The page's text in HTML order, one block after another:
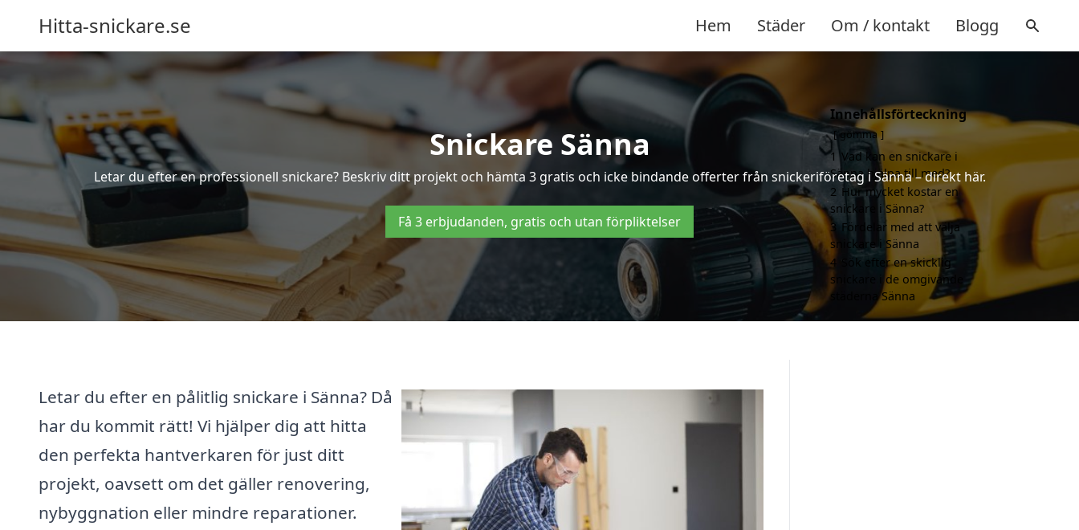
Hitta-snickare.se Hem Städer Om / kontakt Blogg
Snickare Sänna
Letar du efter en professionell snickare? Beskriv ditt projekt och hämta 3 gratis och icke bindande offerter från snickeriföretag i Sänna – direkt här.
Få 3 erbjudanden, gratis och utan förpliktelser
Letar du efter en pålitlig snickare i Sänna? Då
har du kommit rätt! Vi hjälper dig att hitta
den perfekta hantverkaren för just ditt
projekt, oavsett om det gäller renovering,
nybyggnation eller mindre reparationer.
Innehållsförteckning
gömma
1 Vad kan en snickare i
Sänna hjälpa till med?
2 Hur mycket kostar en
snickare i Sänna?
3 Fördelar med att välja
snickare i Sänna
4
Sök efter en skicklig
snickare i de omgivande
städerna Sänna